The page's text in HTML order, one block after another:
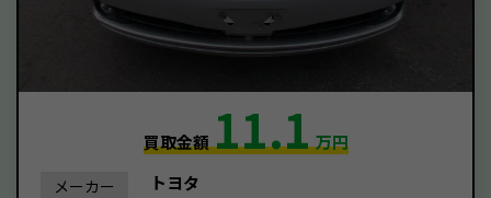
買取金額11.1万円
メーカー トヨタ